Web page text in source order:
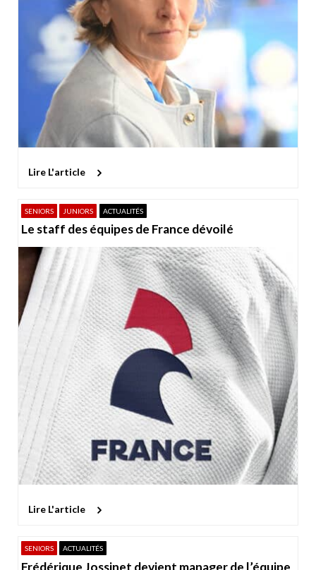
Lire L'article
SENIORS JUNIORS ACTUALITÉS
Le staff des équipes de France dévoilé
Lire L'article
SENIORS ACTUALITÉS
Frédérique Jossinet devient manager de l’équipe